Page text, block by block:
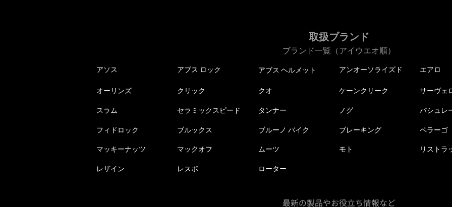
取扱ブランド
ブランド一覧（アイウエオ順）
アソス アブス ロック アブス ヘルメット アンオーソライズド エアロ
オーリンズ クリック クオ ケーンクリーク サーヴェ
スラム セラミックスピード タンナー ノグ パシュレ
フィドロック ブルックス ブルーノ バイク ブレーキング ペラーゴ
マッキーナッツ マックオフ ムーツ モト リストラ
レザイン レスポ ローター
最新の製品やお役立ち情報など